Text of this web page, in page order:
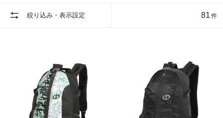
絞り込み・表示設定 81 件